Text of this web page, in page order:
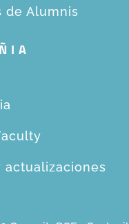
de Alumnis
actualizaciones